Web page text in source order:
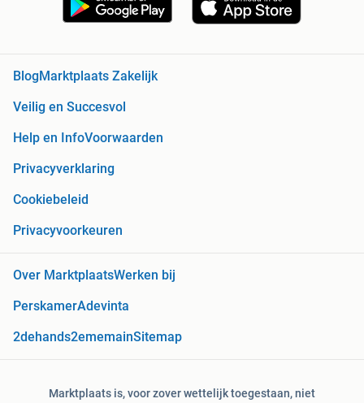
BlogMarktplaats Zakelijk
Veilig en Succesvol
Help en InfoVoorwaarden
Privacyverklaring
Cookiebeleid
Privacyvoorkeuren
Over MarktplaatsWerken bij
PerskamerAdevinta
2dehands2ememainSitemap
Marktplaats is, voor zover wettelijk toegestaan, niet